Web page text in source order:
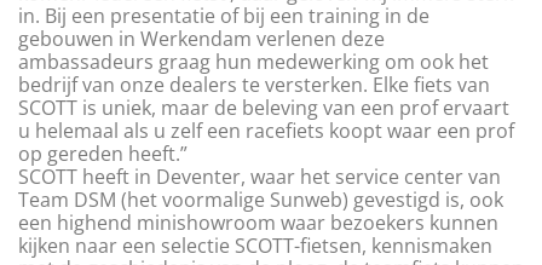
in. Bij een presentatie of bij een training in de
gebouwen in Werkendam verlenen deze
ambassadeurs graag hun medewerking om ook het
bedrijf van onze dealers te versterken. Elke fiets van
SCOTT is uniek, maar de beleving van een prof ervaart
u helemaal als u zelf een racefiets koopt waar een prof
op gereden heeft.”
SCOTT heeft in Deventer, waar het service center van
Team DSM (het voormalige Sunweb) gevestigd is, ook
een highend minishowroom waar bezoekers kunnen
kijken naar een selectie SCOTT-fietsen, kennismaken